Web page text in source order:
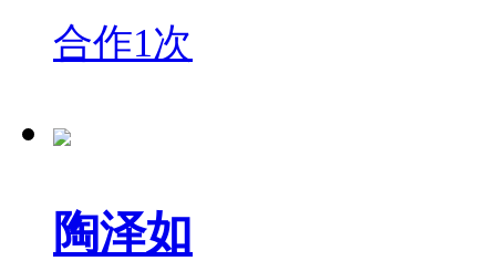
合作1次
陶泽如